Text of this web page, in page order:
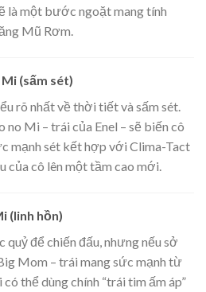
là một bước ngoặt mang tính
Mũ Rơm.
(sấm sét)
rõ nhất về thời tiết và sấm sét.
Mi – trái của Enel – sẽ biến cô
mạnh sét kết hợp với Clima-Tact
của cô lên một tầm cao mới.
(linh hồn)
quỷ để chiến đấu, nhưng nếu sở
Mom – trái mang sức mạnh từ
có thể dùng chính “trái tim ấm áp”